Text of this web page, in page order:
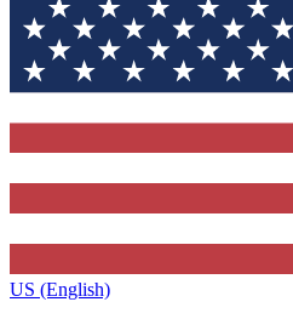
US (English)